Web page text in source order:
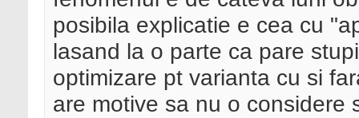
posibila explicatie e cea cu
lasand la o parte ca pare
optimizare pt varianta cu si
are motive sa nu o considere